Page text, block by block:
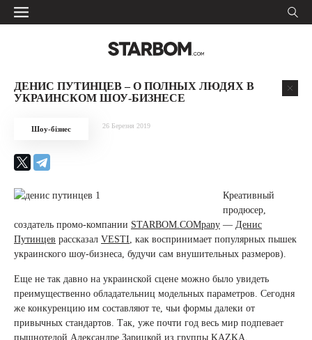
ДЕНИС ПУТИНЦЕВ – О ПОЛНЫХ ЛЮДЯХ В
УКРАИНСКОМ ШОУ-БИЗНЕСЕ
Шоу-бізнес 26 Березня 2019
Креативный
продюсер,
создатель промо-компании STARBOM.COMpany — Денис
Путинцев рассказал VESTI, как воспринимает популярных пышек
украинского шоу-бизнеса, будучи сам внушительных размеров).
Еще не так давно на украинской сцене можно было увидеть
преимущественно обладательниц модельных параметров. Сегодня
же конкуренцию им составляют те, чьи формы далеки от
привычных стандартов. Так, уже почти год весь мир подпевает
пышнотелой Александре Зарицкой из группы KAZKA.